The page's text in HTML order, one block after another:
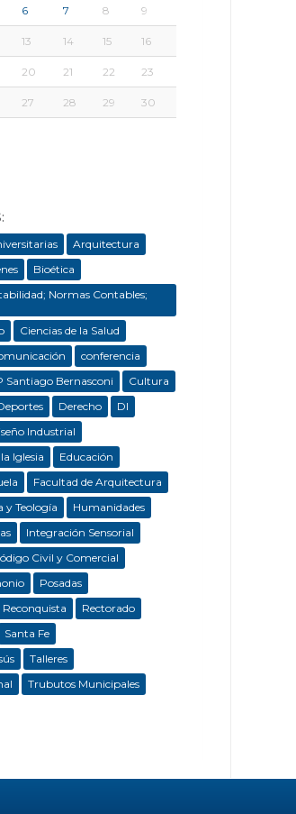
6 7 8 9
13 14 15 16
20 21 22 23
27 28 29 30
Arquitectura
Bioética
Normas Contables;
Ciencias de la Salud
conferencia
Santiago Bernasconi
Cultura
Derecho
DI
Industrial
Iglesia
Educación
Facultad de Arquitectura
y Teología
Humanidades
Integración Sensorial
Civil y Comercial
Posadas
Reconquista
Rectorado
Santa Fe
Talleres
Trubutos Municipales